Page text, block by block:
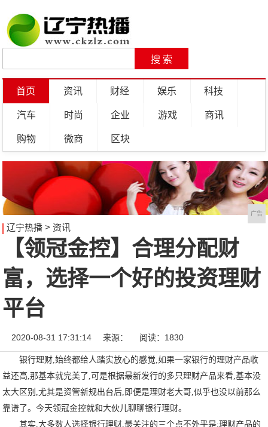
首页 资讯 财经 娱乐 科技
汽车 时尚 企业 游戏 商讯
购物 微商 区块
广告
辽宁热播> 资讯
【领冠金控】合理分配财
富，选择一个好的投资理财
平台
2020-08-31 17:31:14 来源： 阅读：1830
银行理财,始终都给人踏实放心的感觉,如果一家银行的理财产品收
益还高,那基本就完美了,可是根据最新发行的多只理财产品来看,基本没
太大区别,尤其是资管新规出台后,即便是理财老大哥,似乎也没以前那么
靠谱了。今天领冠金控就和大伙儿聊聊银行理财。
其实,大多数人选择银行理财,最关注的三个点不外乎是:理财产品的